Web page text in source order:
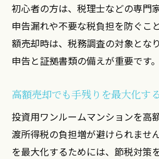
初心者の方は、税理士などの専門
申告漏れや不要な税負担を防ぐこ
額売却時は、税務調査の対象とな
申告と証拠書類の備えが重要です。
高額売却でも手残りを最大化す
投資用ワンルームマンションを高
渡所得税の負担増が避けられませ
を最大化するためには、節税対策